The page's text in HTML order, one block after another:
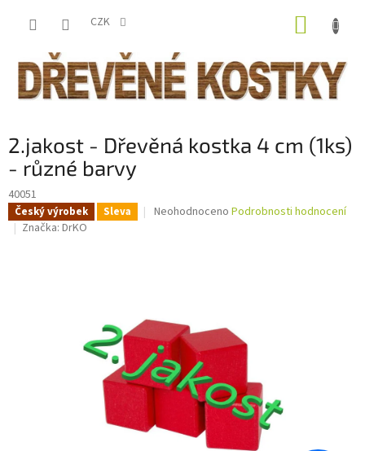
CZK
2.jakost - Dřevěná kostka 4 cm (1ks)
- různé barvy
40051
Český výrobek Sleva
Průměrné
hvězdiček.
Neohodnoceno Podrobnosti hodnocení
Značka: DrKO